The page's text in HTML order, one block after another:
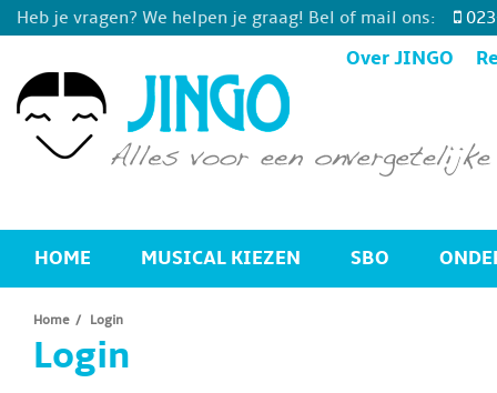
Heb je vragen? We helpen je graag! Bel of mail ons:
Over JINGO
HOME MUSICAL KIEZEN SBO
Home Login
Login